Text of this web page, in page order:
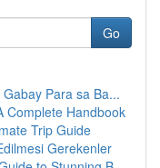
Go
Para sa Ba...
Complete Handbook
Trip Guide
Gerekenler